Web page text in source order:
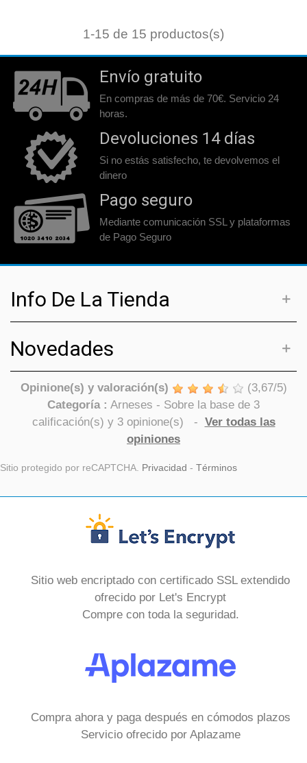
1-15 de 15 productos(s)
Envío gratuito
En compras de más de 70€. Servicio 24
horas.
Devoluciones 14 días
Si no estás satisfecho, te devolvemos el
dinero
Pago seguro
Mediante comunicación SSL y plataformas
de Pago Seguro
Info De La Tienda
Novedades
Opinione(s) y valoración(s) (3,67/5)
Categoría : Arneses - Sobre la base de 3
calificación(s) y 3opinione(s) - Ver todas las
opiniones
Sitio protegido por reCAPTCHA. Privacidad - Términos
Sitio web encriptado con certificado SSL extendido
ofrecido por Let's Encrypt
Compre con toda la seguridad.
Compra ahora y paga después en cómodos plazos
Servicio ofrecido por Aplazame